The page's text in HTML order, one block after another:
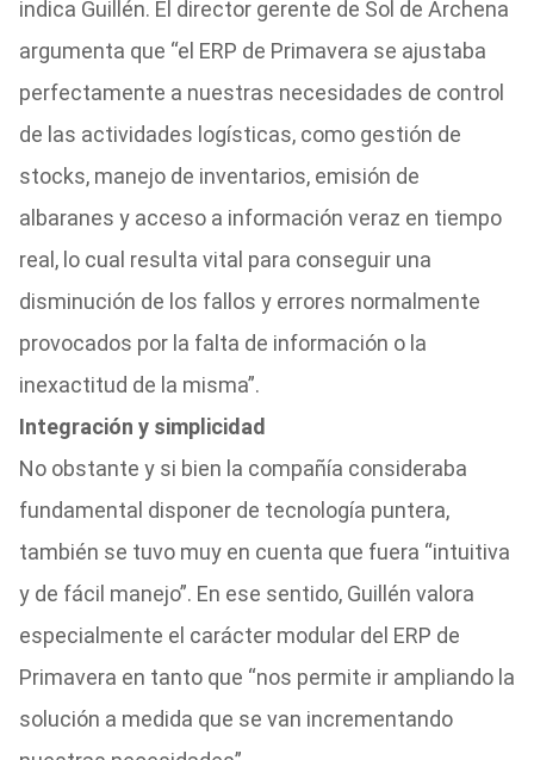
indica Guillén. El director gerente de Sol de Archena
argumenta que “el ERP de Primavera se ajustaba
perfectamente a nuestras necesidades de control
de las actividades logísticas, como gestión de
stocks, manejo de inventarios, emisión de
albaranes y acceso a información veraz en tiempo
real, lo cual resulta vital para conseguir una
disminución de los fallos y errores normalmente
provocados por la falta de información o la
inexactitud de la misma”.
Integración y simplicidad
No obstante y si bien la compañía consideraba
fundamental disponer de tecnología puntera,
también se tuvo muy en cuenta que fuera “intuitiva
y de fácil manejo”. En ese sentido, Guillén valora
especialmente el carácter modular del ERP de
Primavera en tanto que “nos permite ir ampliando la
solución a medida que se van incrementando